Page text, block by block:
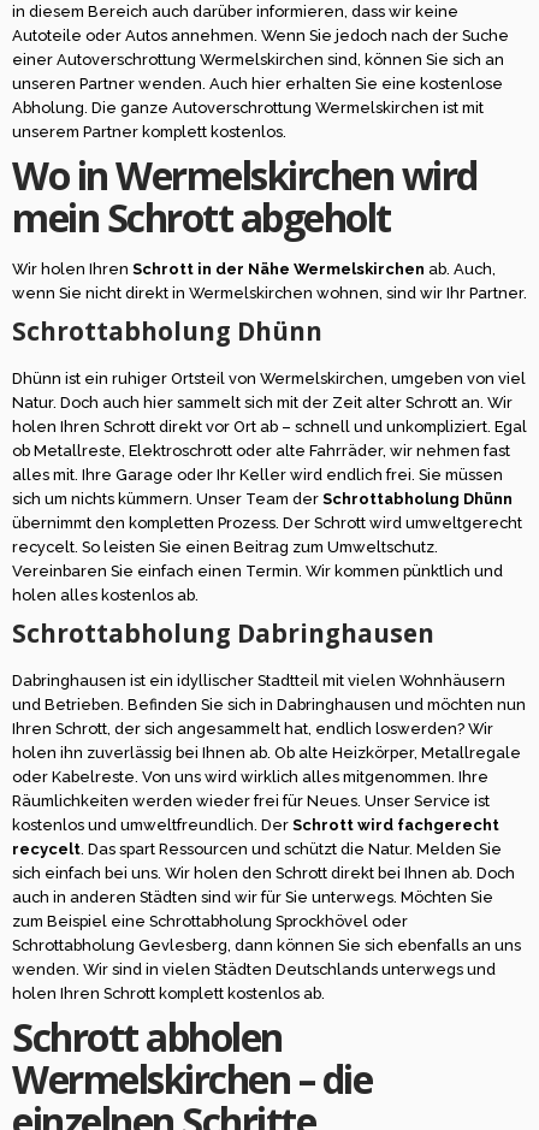
in diesem Bereich auch darüber informieren, dass wir keine
Autoteile oder Autos annehmen. Wenn Sie jedoch nach der Suche
einer Autoverschrottung Wermelskirchen sind, können Sie sich an
unseren Partner wenden. Auch hier erhalten Sie eine kostenlose
Abholung. Die ganze Autoverschrottung Wermelskirchen ist mit
unserem Partner komplett kostenlos.
Wo in Wermelskirchen wird
mein Schrott abgeholt
Wir holen Ihren Schrott in der Nähe Wermelskirchen ab. Auch,
wenn Sie nicht direkt in Wermelskirchen wohnen, sind wir Ihr Partner.
Schrottabholung Dhünn
Dhünn ist ein ruhiger Ortsteil von Wermelskirchen, umgeben von viel
Natur. Doch auch hier sammelt sich mit der Zeit alter Schrott an. Wir
holen Ihren Schrott direkt vor Ort ab – schnell und unkompliziert. Egal
ob Metallreste, Elektroschrott oder alte Fahrräder, wir nehmen fast
alles mit. Ihre Garage oder Ihr Keller wird endlich frei. Sie müssen
sich um nichts kümmern. Unser Team der Schrottabholung Dhünn
übernimmt den kompletten Prozess. Der Schrott wird umweltgerecht
recycelt. So leisten Sie einen Beitrag zum Umweltschutz.
Vereinbaren Sie einfach einen Termin. Wir kommen pünktlich und
holen alles kostenlos ab.
Schrottabholung Dabringhausen
Dabringhausen ist ein idyllischer Stadtteil mit vielen Wohnhäusern
und Betrieben. Befinden Sie sich in Dabringhausen und möchten nun
Ihren Schrott, der sich angesammelt hat, endlich loswerden? Wir
holen ihn zuverlässig bei Ihnen ab. Ob alte Heizkörper, Metallregale
oder Kabelreste. Von uns wird wirklich alles mitgenommen. Ihre
Räumlichkeiten werden wieder frei für Neues. Unser Service ist
kostenlos und umweltfreundlich. Der Schrott wird fachgerecht
recycelt . Das spart Ressourcen und schützt die Natur. Melden Sie
sich einfach bei uns. Wir holen den Schrott direkt bei Ihnen ab. Doch
auch in anderen Städten sind wir für Sie unterwegs. Möchten Sie
zum Beispiel eine Schrottabholung Sprockhövel oder
Schrottabholung Gevlesberg, dann können Sie sich ebenfalls an uns
wenden. Wir sind in vielen Städten Deutschlands unterwegs und
holen Ihren Schrott komplett kostenlos ab.
Schrott abholen
Wermelskirchen – die